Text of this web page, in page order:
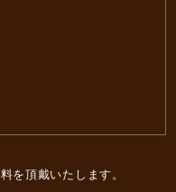
を頂戴いたします。